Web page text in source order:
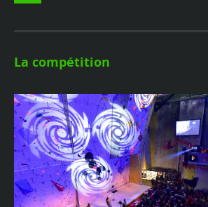
La compétition